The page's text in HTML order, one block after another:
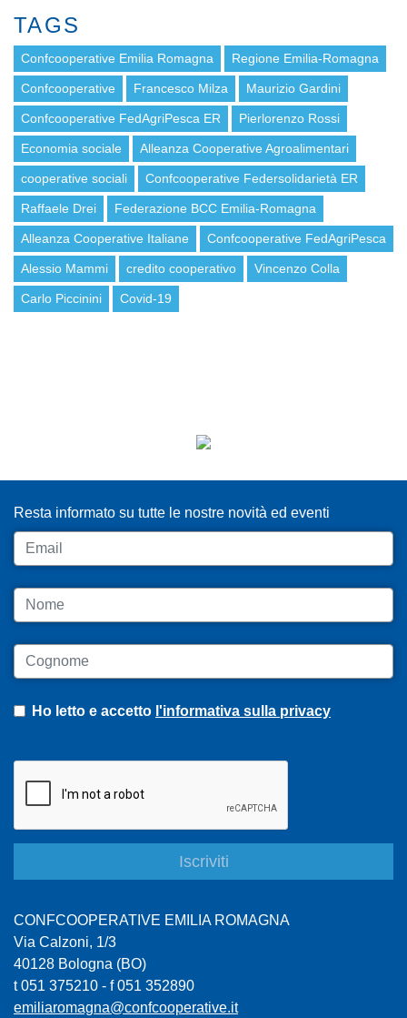
TAGS
Confcooperative Emilia Romagna Regione Emilia-Romagna
Confcooperative Francesco Milza Maurizio Gardini
Confcooperative FedAgriPesca ER Pierlorenzo Rossi
Economia sociale Alleanza Cooperative Agroalimentari
cooperative sociali Confcooperative Federsolidarietà ER
Raffaele Drei Federazione BCC Emilia-Romagna
Alleanza Cooperative Italiane Confcooperative FedAgriPesca
Alessio Mammi credito cooperativo Vincenzo Colla
Carlo Piccinini Covid-19
Resta informato su tutte le nostre novità ed eventi
Email
Nome
Cognome
Ho letto e accetto l'informativa sulla privacy
CONFCOOPERATIVE EMILIA ROMAGNA
Via Calzoni, 1/3
40128 Bologna (BO)
t 051 375210 - f 051 352890
emiliaromagna@confcooperative.it